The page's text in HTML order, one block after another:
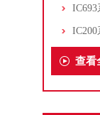
IC693
IC200
查看